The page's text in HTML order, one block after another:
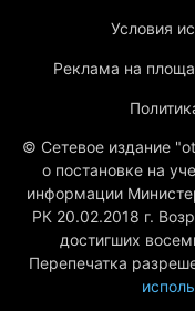
Условия
Реклама на
© Сетевое издание
о постановке на
информации
РК 20.02.2018 г.
достигших
Перепечатка